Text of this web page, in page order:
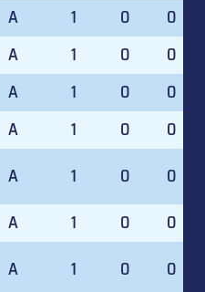
A 1 0
0
A 1 0
0
A 1 0
0
A 1 0
0
A 1 0
0
A 1 0
0
A 1 0 0